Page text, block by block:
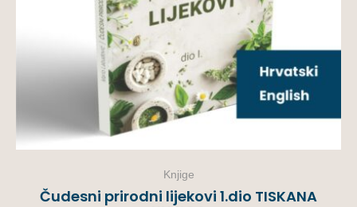
Knjige
Čudesni prirodni lijekovi 1.dio TISKANA